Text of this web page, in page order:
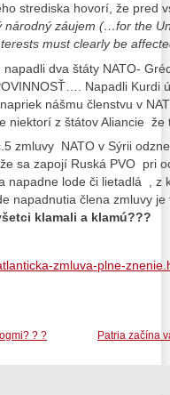
strediska hovorí, že pred
záujem (…for the
must clearly be
dva štáty NATO-
Napadli Kurdi
nášmu členstvu v
niektorí z štátov Aliancie že
zmluvy NATO v Sýrii
sa zapojí Ruská PVO pri
napadne lode či lietadlá , z
napadnutia člena zmluvy
klamali a klamú???
zmluva-plne-
Patria začína
? ?